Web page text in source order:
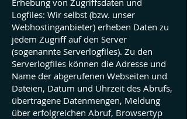
Erhebung von Zugriffsdaten und
Logfiles: Wir selbst (bzw. unser
Webhostinganbieter) erheben Daten zu
jedem Zugriff auf den Server
(sogenannte Serverlogfiles). Zu den
Serverlogfiles können die Adresse und
Name der abgerufenen Webseiten und
Dateien, Datum und Uhrzeit des Abrufs,
übertragene Datenmengen, Meldung
über erfolgreichen Abruf, Browsertyp